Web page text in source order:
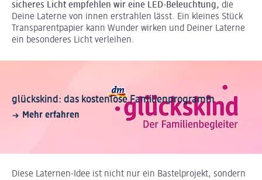
sicheres Licht empfehlen wir eine LED-Beleuchtung, die
Deine Laterne von innen erstrahlen lässt. Ein kleines Stück
Transparentpapier kann Wunder wirken und Deiner Laterne
ein besonderes Licht verleihen.
glückskind: das kostenlose Familienprogramm
Mehr erfahren
Diese Laternen-Idee ist nicht nur ein Bastelprojekt, sondern